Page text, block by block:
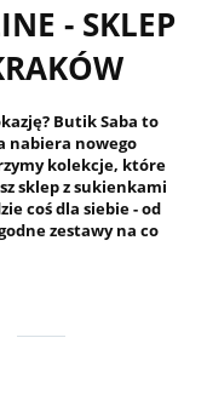
- SKLEP
Butik Saba to
nabiera nowego
kolekcje, które
sklep z sukienkami
coś dla siebie - od
zestawy na co